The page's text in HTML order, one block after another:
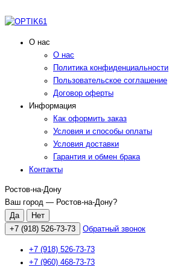
О нас
О нас
Политика конфиденциальности
Пользовательское соглашение
Договор оферты
Информация
Как оформить заказ
Условия и способы оплаты
Условия доставки
Гарантия и обмен брака
Контакты
Ростов-на-Дону
Ваш город — Ростов-на-Дону?
+7 (918) 526-73-73 Обратный звонок
+7 (918) 526-73-73
+7 (960) 468-73-73